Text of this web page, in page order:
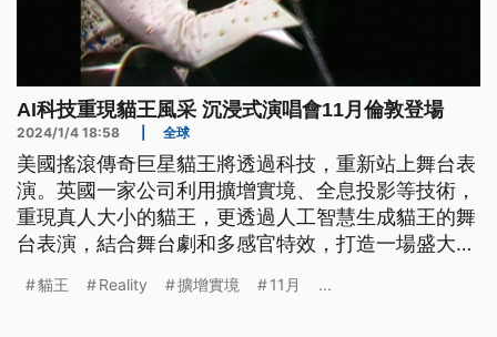
AI科技重現貓王風采 沉浸式演唱會11月倫敦登場
2024/1/4 18:58 全球
美國搖滾傳奇巨星貓王將透過科技，重新站上舞台表
演。英國一家公司利用擴增實境、全息投影等技術，
重現真人大小的貓王，更透過人工智慧生成貓王的舞
台表演，結合舞台劇和多感官特效，打造一場盛大演
月在英國倫敦登場。
貓王 Reality 擴增實境 11月 ...